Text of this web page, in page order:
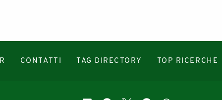
CONTATTI TAG DIRECTORY TOP RICERCHE